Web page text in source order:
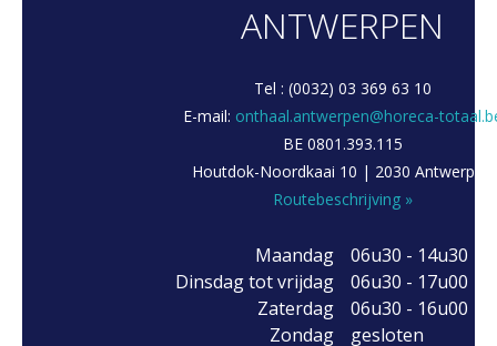
ANTWERPEN
Tel : (0032) 03 369 63 10
E-mail: onthaal.antwerpen@horeca-
BE 0801.393.115
Houtdok-Noordkaai 10 | 2030 Antwerpen
Routebeschrijving »
Maandag
Dinsdag tot vrijdag
Zaterdag
Zondag
06u30 - 14u30
06u30 - 17u00
06u30 - 16u00
gesloten